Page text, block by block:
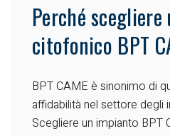
Perché
citofonico BPT
BPT CAME è sinonimo di
affidabilità nel settore degli
Scegliere un impianto BPT